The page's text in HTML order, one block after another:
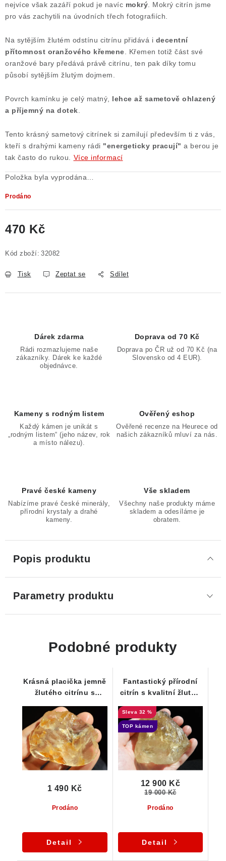
nejvíce však zazáří pokud je navíc mokrý . Mokrý citrín jsme
pro vás zachytili na úvodních třech fotografiích.
Na sytějším žlutém odstínu citrínu přidává i decentní
přítomnost oranžového křemene . Křemen totiž část své
oranžové bary předává právě citrínu, ten pak díky tomu
působí sytějším žlutým dojmem.
Povrch kamínku je celý matný, lehce až sametově ohlazený
a příjemný na dotek
Tento krásný sametový citrínek si zamilují především ti z vás,
kteří s drahými kameny rádi "energeticky pracují" a berou je
tak často do rukou.
Více informací
Položka byla vyprodána…
Prodáno
470 Kč
Kód zboží: 32082
Tisk Zeptat se Sdílet
Dárek zdarma
Rádi rozmazlujeme naše
zákazníky. Dárek ke každé
objednávce.
Doprava od 70 Kč
Doprava po ČR už od 70 Kč (na
Slovensko od 4 EUR).
Kameny s rodným listem
Každý kámen je unikát s
„rodným listem“ (jeho název, rok
a místo nálezu).
Ověřený eshop
Ověřené recenze na Heurece od
našich zákazníků mluví za nás.
Pravé české kameny
Nabízíme pravé české minerály,
přírodní krystaly a drahé
kameny.
Vše skladem
Všechny naše produkty máme
skladem a odesíláme je
obratem.
Popis produktu
Parametry produktu
Podobné produkty
Krásná placička jemně
žlutého citrínu s
křemene
Prodáno
1 490 Kč
Detail
Fantastický přírodní
citrín s kvalitní žlutou
duhovými odlesky
32 %
TOP kámen
Prodáno
12 900 Kč
19 000 Kč
Detail